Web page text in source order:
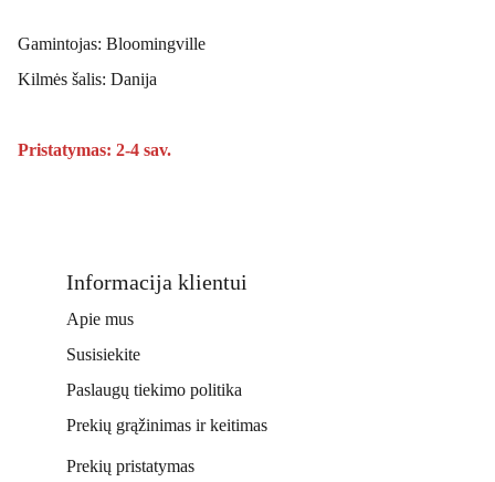
Gamintojas: Bloomingville
Kilmės šalis: Danija
Pristatymas: 2-4 sav.
Apie mus
Prekių grąžinimas ir keitimas
Paslaugų tiekimo politika
Informacija klientui
Susisiekite
Prekių pristatymas